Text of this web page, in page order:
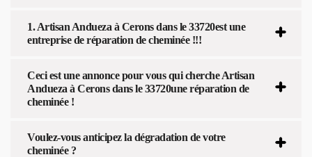
1. Artisan Andueza à Cerons dans le 33720est une
entreprise de réparation de cheminée !!!
Ceci est une annonce pour vous qui cherche Artisan
Andueza à Cerons dans le 33720une réparation de
cheminée !
Voulez-vous anticipez la dégradation de votre
cheminée ?